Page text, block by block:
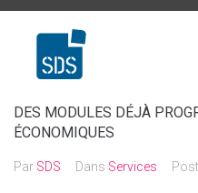
DES MODULES DÉJÀ
ÉCONOMIQUES
Par SDS Dans Services